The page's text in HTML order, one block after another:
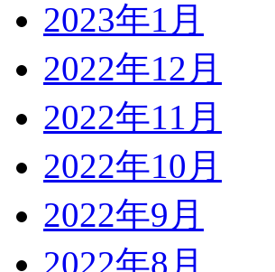
2023年1月
2022年12月
2022年11月
2022年10月
2022年9月
2022年8月